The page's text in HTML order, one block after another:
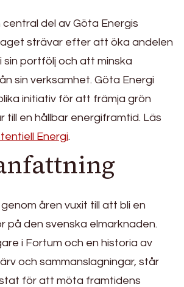
del av Göta Energis
strävar efter att öka andelen
i sin portfölj och att minska
sin verksamhet. Göta Energi
initiativ för att främja grön
till en hållbar energiframtid. Läs
Energi.
åren vuxit till att bli en
på den svenska elmarknaden.
i Fortum och en historia av
och sammanslagningar, står
för att möta framtidens